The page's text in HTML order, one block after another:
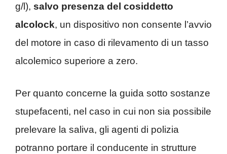
g/l), salvo presenza del cosiddetto
alcolock, un dispositivo non consente l’avvio
del motore in caso di rilevamento di un tasso
alcolemico superiore a zero.
Per quanto concerne la guida sotto sostanze
stupefacenti, nel caso in cui non sia possibile
prelevare la saliva, gli agenti di polizia
potranno portare il conducente in strutture